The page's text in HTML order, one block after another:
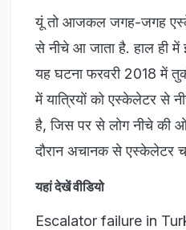
यूं तो आजकल जगह-जगह
से नीचे आ जाता है. हाल ही में
यह घटना फरवरी 2018 में
में यात्रियों को एस्केलेटर से
है, जिस पर से लोग नीचे की
दौरान अचानक से एस्केलेटर
यहां देखें वीडियो
Escalator failure in